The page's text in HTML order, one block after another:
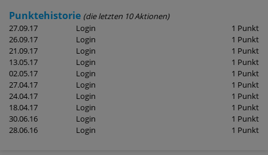
Punktehistorie (die letzten 10 Aktionen)
27.09.17
Login
1 Punkt
26.09.17
Login
1 Punkt
21.09.17
Login
1 Punkt
13.05.17
Login
1 Punkt
02.05.17
Login
1 Punkt
27.04.17
Login
1 Punkt
24.04.17
Login
1 Punkt
18.04.17
Login
1 Punkt
30.06.16
Login
1 Punkt
28.06.16
Login 1 Punkt